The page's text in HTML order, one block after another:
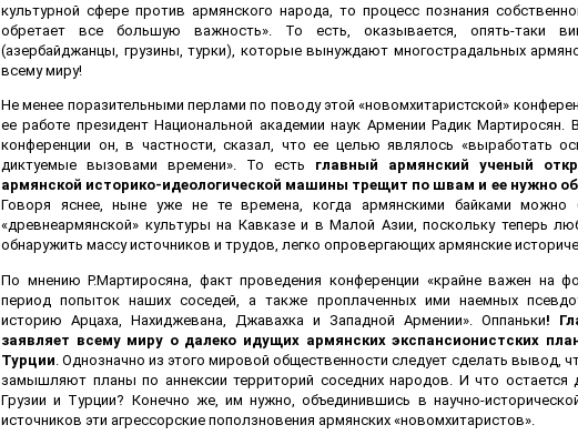
культурной сфере против армянского народа, то процесс познания
обретает все большую важность». То есть, оказывается, опять-таки
(азербайджанцы, грузины, турки), которые вынуждают многострадальных
всему миру!
Не менее поразительными перлами по поводу этой «новомхитаристской»
ее работе президент Национальной академии наук Армении Радик
конференции он, в частности, сказал, что ее целью являлось «выработать
диктуемые вызовами времени». То есть главный армянский ученый
армянской историко-идеологической машины трещит по швам и ее нужно
Говоря яснее, ныне уже не те времена, когда армянскими байками можно
«древнеармянской» культуры на Кавказе и в Малой Азии, поскольку теперь
обнаружить массу источников и трудов, легко опровергающих армянские
По мнению Р.Мартиросяна, факт проведения конференции «крайне важен на
период попыток наших соседей, а также проплаченных ими наемных
историю Арцаха, Нахиджевана, Джавахка и Западной Армении». Оппаньки!
заявляет всему миру о далеко идущих армянских экспансионистских
Турции . Однозначно из этого мировой общественности следует сделать вывод,
замышляют планы по аннексии территорий соседних народов. И что остается
Грузии и Турции? Конечно же, им нужно, объединившись в научно-
источников эти агрессорские поползновения армянских «новомхитаристов».